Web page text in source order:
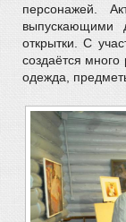
персонажей.
выпускающими
открытки. С
создаётся
одежда,